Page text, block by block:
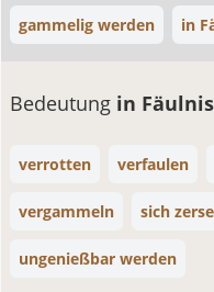
gammelig werden in
Bedeutung in
verrotten verfaulen
vergammeln sich
ungenießbar werden